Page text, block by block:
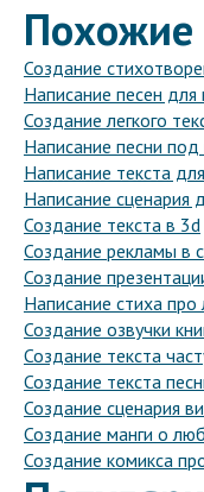
Похожие
Создание
Написание песен
Создание легкого
Написание песни под
Написание текста
Написание сценария
Создание текста в 3d
Создание рекламы в
Создание
Написание стиха
Создание озвучки
Создание текста
Создание текста
Создание сценария
Создание манги о
Создание комикса